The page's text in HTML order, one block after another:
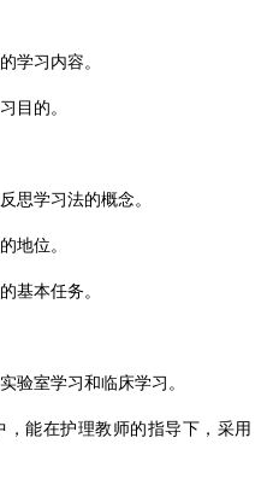
学习内容。
目的。
思学习法的概念。
地位。
基本任务。
验室学习和临床学习。
，能在护理教师的指导下，采用